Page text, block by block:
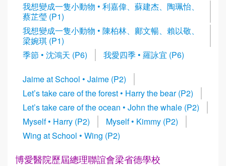
我想變成一隻小動物 • 利嘉偉、蘇建杰、陶珮怡、
蔡芷瑩 (P1)
我想變成一隻小動物 • 陳柏林、鄺文暢、賴以敬、
梁婉琪 (P1)
季節 • 沈鴻天 (P6)
我愛四季 • 羅詠宜 (P6)
Jaime at School • Jaime (P2)
Let’s take care of the forest • Harry the bear (P2)
Let’s take care of the ocean • John the whale (P2)
Myself • Harry (P2)
Myself • Kimmy (P2)
Wing at School • Wing (P2)
博愛醫院歷屆總理聯誼會梁省德學校